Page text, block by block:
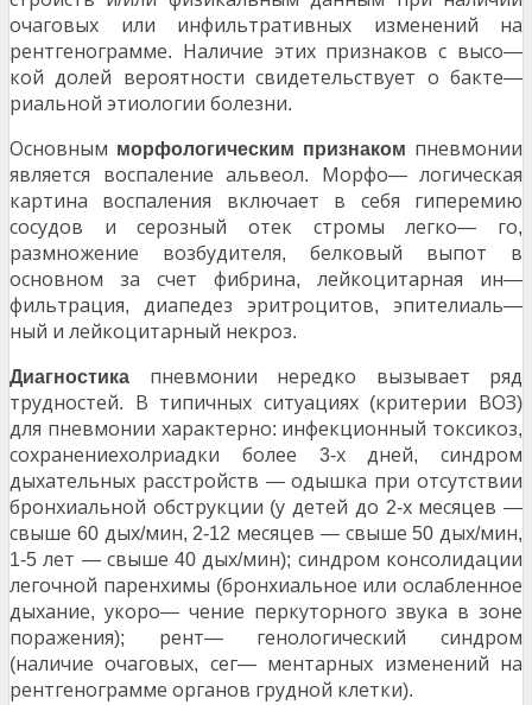
очаговых или инфильтративных изменений на
рентгенограмме. Наличие этих признаков с высо—
кой долей вероятности свидетельствует о бакте—
риальной этиологии болезни.
Основным морфологическим признаком пневмонии
является воспаление альвеол. Морфо—логическая
картина воспаления включает в себя гиперемию
сосудов и серозный отек стромы легко— го,
размножение возбудителя, белковый выпот в
основном за счет фибрина, лейкоцитарная ин—
фильтрация, диапедез эритроцитов, эпителиаль—
ный и лейкоцитарный некроз.
Диагностика пневмонии нередко вызывает ряд
трудностей. В типичных ситуациях (критерии ВОЗ)
для пневмонии характерно: инфекционный токсикоз,
сохранениехолриадки более 3-х дней,
синдром
дыхательных расстройств —одышка при отсутствии
бронхиальной обструкции (у детей до 2-х месяцев—
свыше 60 дых/мин, 2-12 месяцев —свыше 50 дых/мин,
1-5лет — свыше40 дых/мин); синдром консолидации
легочной паренхимы (бронхиальное или ослабленное
дыхание, укоро—чение перкуторного звука в зоне
поражения); рент—генологический синдром
(наличие очаговых, сег—ментарных изменений на
рентгенограмме органов грудной клетки).